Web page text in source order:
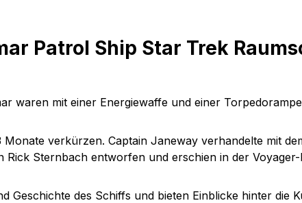
Patrol Ship Star Trek
waren mit einer Energiewaffe und einer
verkürzen. Captain Janeway verhandelte mit
Sternbach entworfen und erschien in der Voyager-
des Schiffs und bieten Einblicke hinter die